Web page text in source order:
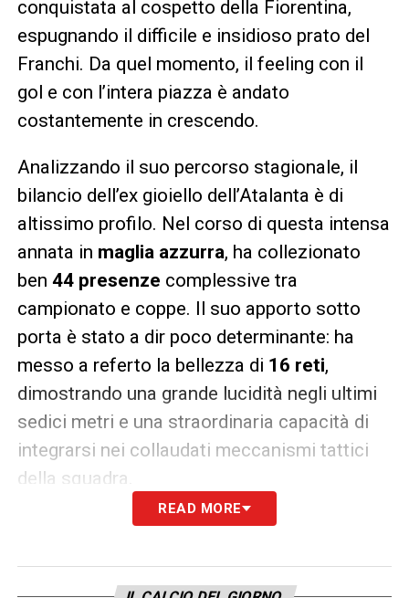
conquistata al cospetto della Fiorentina,
espugnando il difficile e insidioso prato del
Franchi. Da quel momento, il feeling con il
gol e con l’intera piazza è andato
costantemente in crescendo.
Analizzando il suo percorso stagionale, il
bilancio dell’ex gioiello dell’Atalanta è di
altissimo profilo. Nel corso di questa intensa
annata in maglia azzurra, ha collezionato
ben 44 presenze complessive tra
campionato e coppe. Il suo apporto sotto
porta è stato a dir poco determinante: ha
messo a referto la bellezza di 16 reti,
dimostrando una grande lucidità negli ultimi
sedici metri e una straordinaria capacità di
integrarsi nei collaudati meccanismi tattici
della squadra.
La firma sulla Supercoppa Italiana e
READ MORE